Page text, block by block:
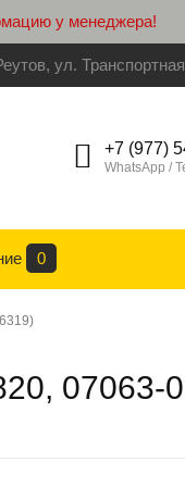
у менеджера!
ул.
+7 (977)
WhatsApp /
0
07063-